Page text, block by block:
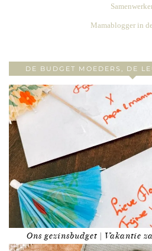
Mamablogger in
DE BUDGET MOEDERS, DE
Ons gezinsbudget | Vakantie